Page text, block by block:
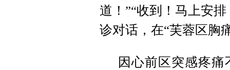
道！”“收到！马上安
诊对话，在“芙蓉区胸
因心前区突感疼